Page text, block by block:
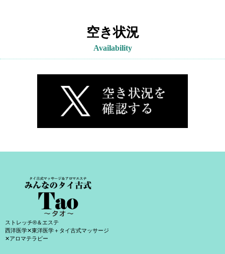
空き状況
Availability
ストレッチ®＆エステ
西洋医学✕東洋医学＋タイ古式マッサージ
✕アロマテラピー